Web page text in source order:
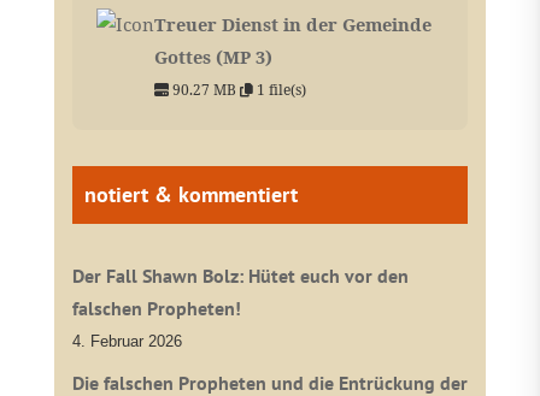
Treuer Dienst in der Gemeinde
Gottes (MP 3)
90.27 MB 1 file(s)
notiert & kommentiert
Der Fall Shawn Bolz: Hütet euch vor den
falschen Propheten!
4. Februar 2026
Die falschen Propheten und die Entrückung der